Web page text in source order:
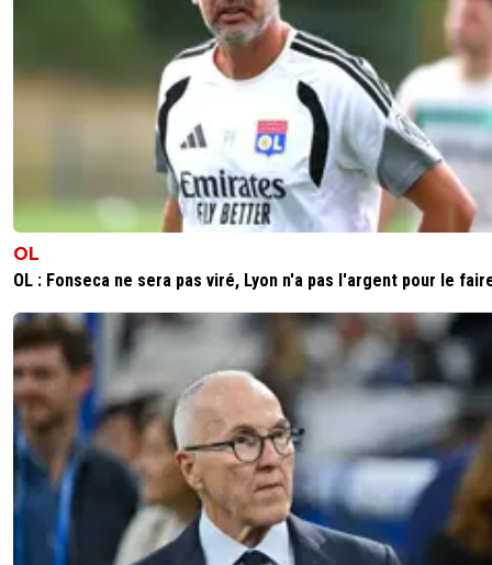
OL
OL : Fonseca ne sera pas viré, Lyon n'a pas l'argent pour le